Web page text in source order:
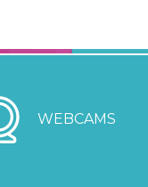
WEBCAMS